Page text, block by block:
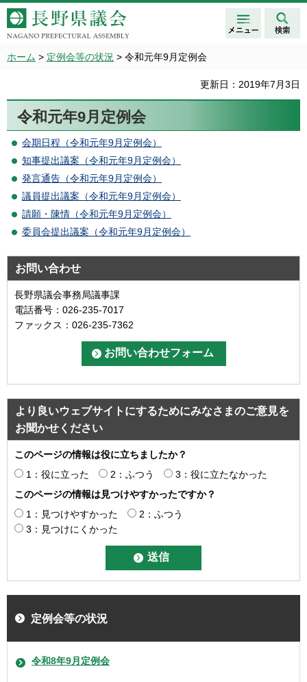
長野県議会 NAGANO
PREFECTURAL ASSEMBLY
メニュ
ー
検索
ホーム > 定例会等の状況 > 令和元年9月定例会
更新日：2019年7月3日
令和元年9月定例会
会期日程（令和元年9月定例会）
知事提出議案（令和元年9月定例会）
発言通告（令和元年9月定例会）
議員提出議案（令和元年9月定例会）
請願・陳情（令和元年9月定例会）
委員会提出議案（令和元年9月定例会）
お問い合わせ
長野県議会事務局議事課
電話番号：026-235-7017
ファックス：026-235-7362
より良いウェブサイトにするためにみなさまのご意見を
お聞かせください
このページの情報は役に立ちましたか？
1：役に立った
2：ふつう
3：役に立たなかった
このページの情報は見つけやすかったですか？
1：見つけやすかった
2：ふつう
3：見つけにくかった
定例会等の状況
令和8年9月定例会